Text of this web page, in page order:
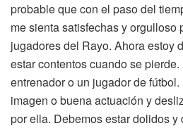
probable que con el paso del
me sienta satisfechas y orgulloso
jugadores del Rayo. Ahora estoy
estar contentos cuando se
entrenador o un jugador de
imagen o buena actuación y
por ella. Debemos estar dolidos